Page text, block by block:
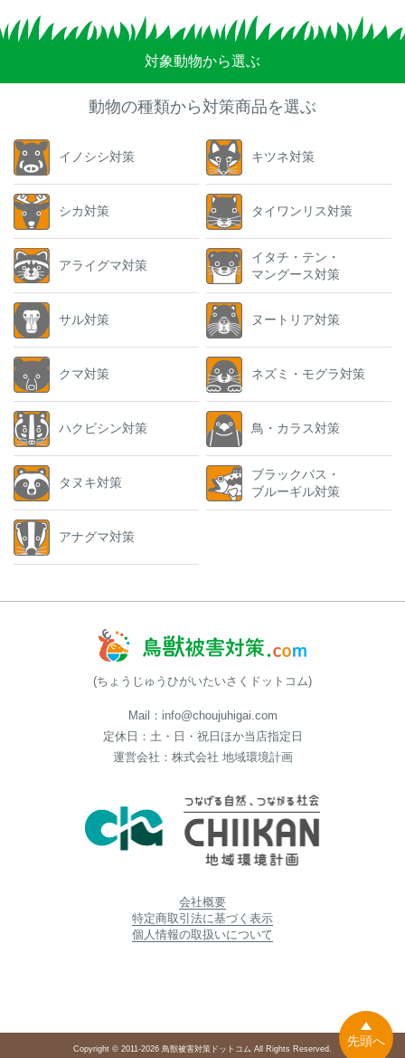
対象動物から選ぶ
動物の種類から対策商品を選ぶ
イノシシ対策
シカ対策
アライグマ対策
サル対策
クマ対策
ハクビシン対策
タヌキ対策
アナグマ対策
キツネ対策
タイワンリス対策
イタチ・テン・
マングース対策
ヌートリア対策
ネズミ・モグラ対策
鳥・カラス対策
ブラックバス・
ブルーギル対策
(ちょうじゅうひがいたいさくドットコム)
Mail：info@choujuhigai.com
定休日：土・日・祝日ほか当店指定日
運営会社：株式会社 地域環境計画
会社概要
特定商取引法に基づく表示
個人情報の取扱いについて
Copyright © 2011-2026 鳥獣被害対策ドットコム All Rights Reserved.
先頭へ